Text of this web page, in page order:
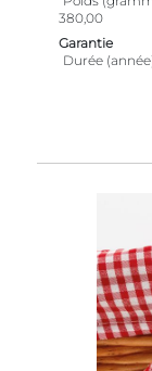
380,00
Garantie
Durée